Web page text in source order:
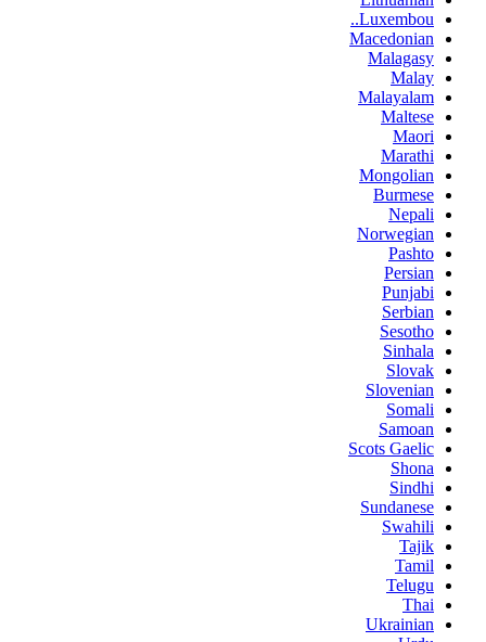
Luxembou..
Macedonian
Malagasy
Malay
Malayalam
Maltese
Maori
Marathi
Mongolian
Burmese
Nepali
Norwegian
Pashto
Persian
Punjabi
Serbian
Sesotho
Sinhala
Slovak
Slovenian
Somali
Samoan
Scots Gaelic
Shona
Sindhi
Sundanese
Swahili
Tajik
Tamil
Telugu
Thai
Ukrainian